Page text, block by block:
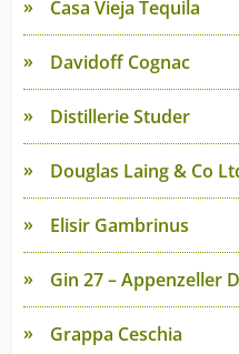
Casa Vieja Tequila
Davidoff Cognac
Distillerie Studer
Douglas Laing & Co
Elisir Gambrinus
Gin 27 – Appenzeller
Grappa Ceschia